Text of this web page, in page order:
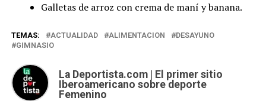
Galletas de arroz con crema de maní y banana.
TEMAS: ACTUALIDAD ALIMENTACION
DESAYUNO
GIMNASIO
La Deportista.com | El primer sitio
Iberoamericano sobre deporte
Femenino